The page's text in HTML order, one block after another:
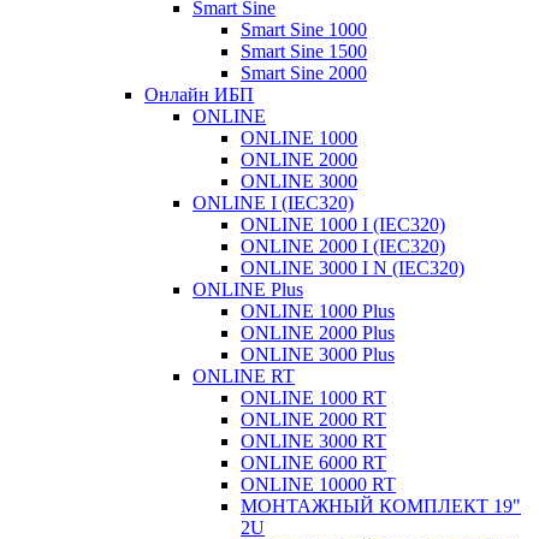
Smart Sine
Smart Sine 1000
Smart Sine 1500
Smart Sine 2000
Онлайн ИБП
ONLINE
ONLINE 1000
ONLINE 2000
ONLINE 3000
ONLINE I (IEC320)
ONLINE 1000 I (IEC320)
ONLINE 2000 I (IEC320)
ONLINE 3000 I N (IEC320)
ONLINE Plus
ONLINE 1000 Plus
ONLINE 2000 Plus
ONLINE 3000 Plus
ONLINE RT
ONLINE 1000 RT
ONLINE 2000 RT
ONLINE 3000 RT
ONLINE 6000 RT
ONLINE 10000 RT
МОНТАЖНЫЙ КОМПЛЕКТ 19"
2U